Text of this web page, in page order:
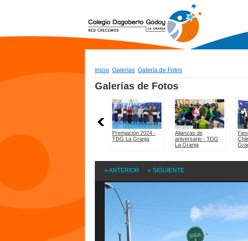
inicio Galerías Galería de Fotos
» ANTERIOR » SIGUIENTE